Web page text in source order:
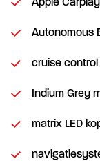
Apple
Autonomous
cruise
Indium Grey
matrix LED